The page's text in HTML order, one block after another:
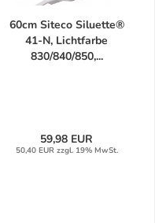
60cm Siteco Siluette®
41-N, Lichtfarbe
830/840/850,...
59,98 EUR
50,40 EUR zzgl. 19% MwSt.